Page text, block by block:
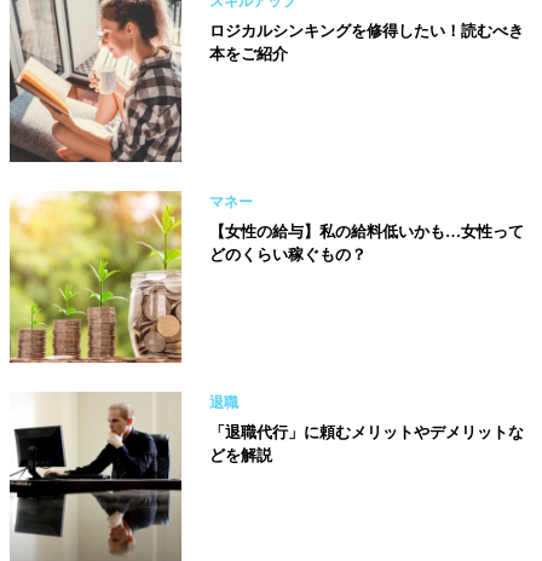
ロジカルシンキングを修得したい！読むべき
本をご紹介
マネー
【女性の給与】私の給料低いかも…女性って
どのくらい稼ぐもの？
退職
「退職代行」に頼むメリットやデメリットな
どを解説